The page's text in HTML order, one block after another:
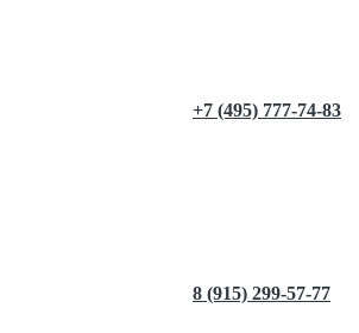
+7 (495) 777-74-83
8 (915) 299-57-77